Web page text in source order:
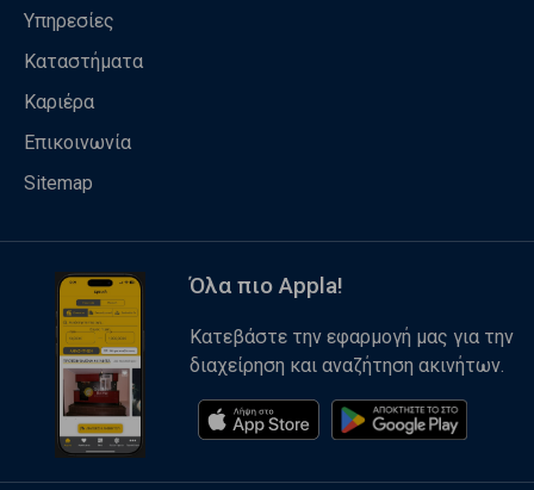
Υπηρεσίες
Καταστήματα
Καριέρα
Επικοινωνία
Sitemap
Όλα πιο Appla!
Κατεβάστε την εφαρμογή μας για την
διαχείρηση και αναζήτηση ακινήτων.